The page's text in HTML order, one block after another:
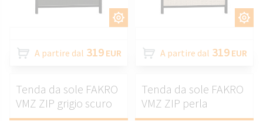
A partire dal 319 EUR A partire dal 319 EUR
Tenda da sole FAKRO
VMZ ZIP grigio scuro
Tenda da sole FAKRO
VMZ ZIP perla